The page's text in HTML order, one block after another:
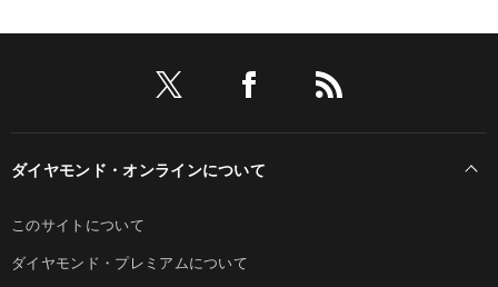
ダイヤモンド・オンラインについて
このサイトについて
ダイヤモンド・プレミアムについて